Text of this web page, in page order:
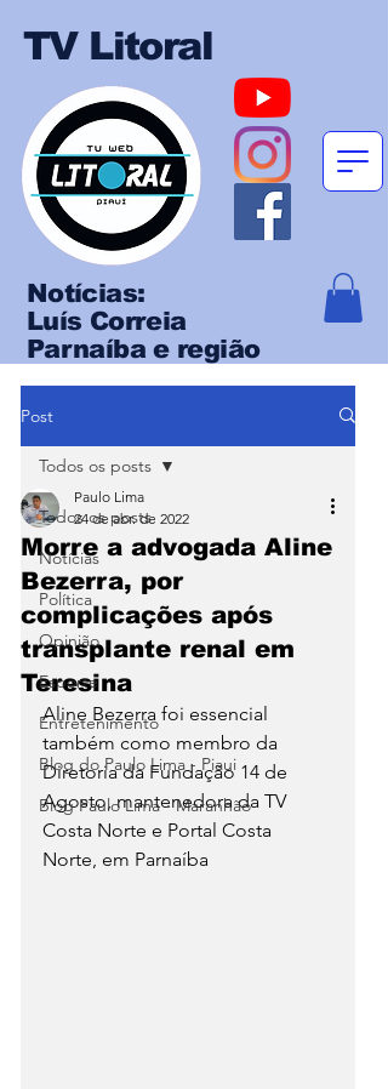
TV Litoral
Notícias:
Luís Correia
Parnaíba e região
Post
Todos os posts
Notícias
Política
Opinião
Esporte
Entretenimento
Blog do Paulo Lima - Piaui
Blog Paulo Lima - Maranhão
Todos os posts
Morre a advogada Aline
Bezerra, por
complicações após
transplante renal em
Teresina
Paulo Lima
24 de abr. de 2022
Aline Bezerra foi essencial
também como membro da
Diretoria da Fundação 14 de
Agosto, mantenedora da TV
Costa Norte e Portal Costa
Norte, em Parnaíba